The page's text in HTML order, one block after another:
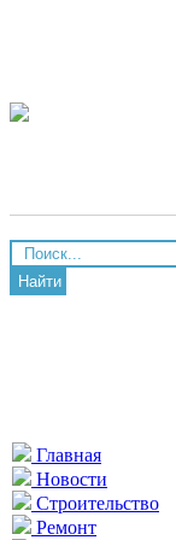
Найти
Главная
Новости
Строительство
Ремонт